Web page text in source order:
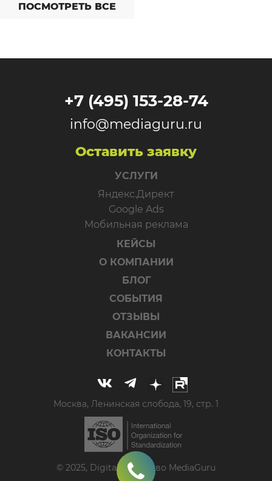
ПОСМОТРЕТЬ ВСЕ
+7 (495) 153-28-74
info@mediaguru.ru
Оставить заявку
УСЛУГИ
Яндекс.Директ
Google Ads
Мобильная реклама
КЕЙСЫ
О КОМПАНИИ
БЛОГ
СОБЫТИЯ
ОТЗЫВЫ
ВАКАНСИИ
КОНТАКТЫ
Москва, Ленинская слобода, 19, стр. 1
© 2025, Digital-агентство MediaGuru